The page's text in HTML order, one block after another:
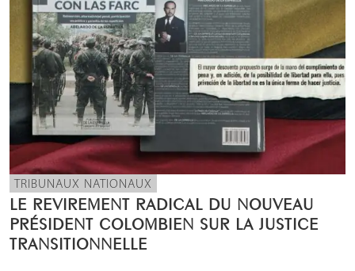
TRIBUNAUX NATIONAUX
LE REVIREMENT RADICAL DU NOUVEAU
PRÉSIDENT COLOMBIEN SUR LA JUSTICE
TRANSITIONNELLE